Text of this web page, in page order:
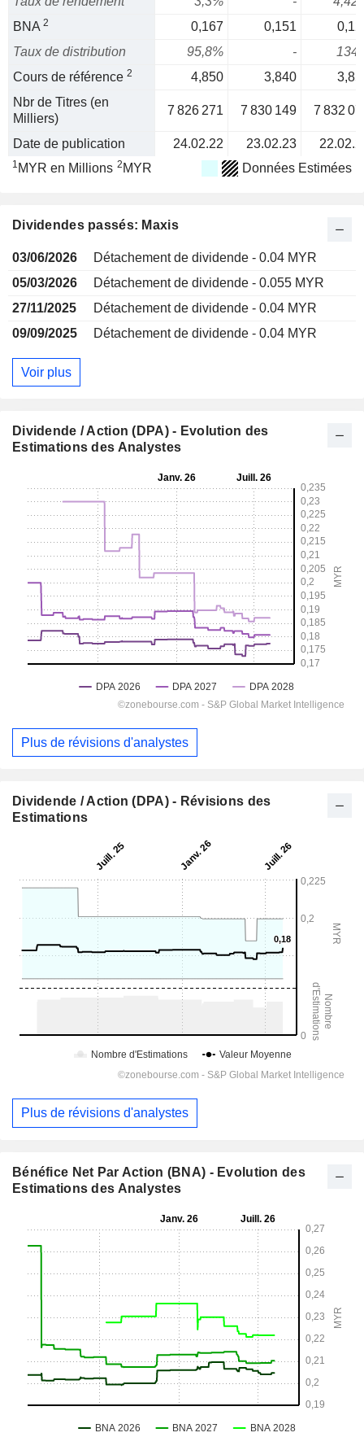
BNA 2 0,167 0,151
Taux de distribution
95,8% -
Cours de référence 2 4,850 3,840
Nbr de Titres (en
Milliers)
7 826 271 7 830 149 7 832
Date de publication 24.02.22 23.02.23
1 MYR en Millions 2 MYR Données Estimées
Dividendes passés: Maxis
03/06/2026
Détachement de dividende - 0.04 MYR
05/03/2026
Détachement de dividende - 0.055 MYR
27/11/2025
Détachement de dividende - 0.04 MYR
09/09/2025
Détachement de dividende - 0.04 MYR
Voir plus
Dividende / Action (DPA) - Evolution des
Estimations des Analystes
Plus de révisions d'analystes
Dividende / Action (DPA) - Révisions des
Estimations
Plus de révisions d'analystes
Bénéfice Net Par Action (BNA) - Evolution des
Estimations des Analystes